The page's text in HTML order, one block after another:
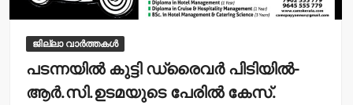
ജില്ലാ വാർത്തകൾ
പടന്നയില്‍ കുട്ടി ഡ്രൈവര്‍ പിടിയില്‍-
ആര്‍.സി.ഉടമയുടെ പേരില്‍ കേസ്.